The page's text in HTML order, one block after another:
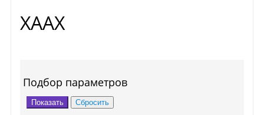
XAAX
Подбор параметров